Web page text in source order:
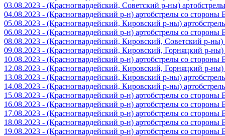
03.08.2023 - (Красногвардейский, Советский р-ны)
04.08.2023 - (Красногвардейский р-н) артобстрелы со
05.08.2023 - (Красногвардейский, Кировский р-ны)
06.08.2023 - (Красногвардейский р-н) артобстрелы со
08.08.2023 - (Красногвардейский, Кировский, Советский р-
09.08.2023 - (Красногвардейский, Кировский, Горняцкий р-
10.08.2023 - (Красногвардейский р-н) артобстрелы со
12.08.2023 - (Красногвардейский, Кировский, Горняцкий р-
13.08.2023 - (Красногвардейский, Кировский р-ны)
14.08.2023 - (Красногвардейский, Кировский р-ны)
15.08.2023 - (Красногвардейский р-н) артобстрелы со
16.08.2023 - (Красногвардейский р-н) артобстрелы со
17.08.2023 - (Красногвардейский р-н) артобстрелы со
18.08.2023 - (Красногвардейский р-н) артобстрелы со
19.08.2023 - (Красногвардейский р-н) артобстрелы со